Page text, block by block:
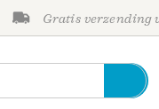
Gratis verzending